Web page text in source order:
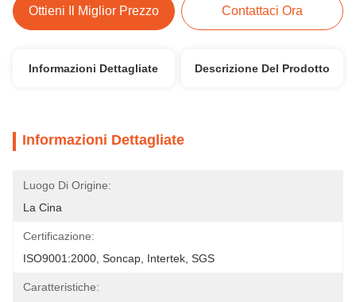
Ottieni Il Miglior Prezzo Contattaci Ora
Informazioni Dettagliate Descrizione Del Prodotto
Informazioni Dettagliate
Luogo Di Origine:
La Cina
Certificazione:
ISO9001:2000, Soncap, Intertek, SGS
Caratteristiche: